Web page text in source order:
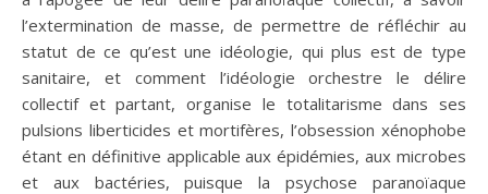
l’extermination de masse, de permettre de réfléchir au
statut de ce qu’est une idéologie, qui plus est de type
sanitaire, et comment l’idéologie orchestre le délire
collectif et partant, organise le totalitarisme dans ses
pulsions liberticides et mortifères, l’obsession xénophobe
étant en définitive applicable aux épidémies, aux microbes
et aux bactéries, puisque la psychose paranoïaque